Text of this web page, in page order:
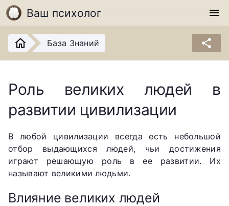
Ваш психолог menu
База Знаний share
Роль великих людей в
развитии цивилизации
В любой цивилизации всегда есть небольшой
отбор выдающихся людей, чьи достижения
играют решающую роль в ее развитии. Их
называют великими людьми.
Влияние великих людей